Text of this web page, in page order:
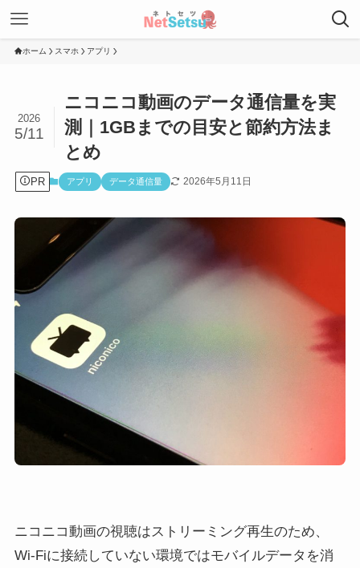
ホーム スマホ アプリ
ニコニコ動画のデータ通信量を実
測｜1GBまでの目安と節約方法ま
とめ
2026
5/11
PR アプリ データ通信量 2026年5月11日
ニコニコ動画の視聴はストリーミング再生のため、
Wi-Fiに接続していない環境ではモバイルデータを消